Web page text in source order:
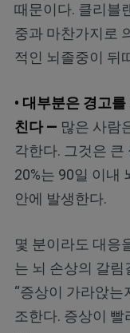
때문이다. 클리블
중과 마찬가지로
적인 뇌졸중이 뒤
• 대부분은 경고
친다 — 많은 사람
각한다. 그것은 큰
20%는 90일 이내
안에 발생한다.
몇 분이라도 대응
는 뇌 손상의 갈
“증상이 가라앉는
조한다. 증상이